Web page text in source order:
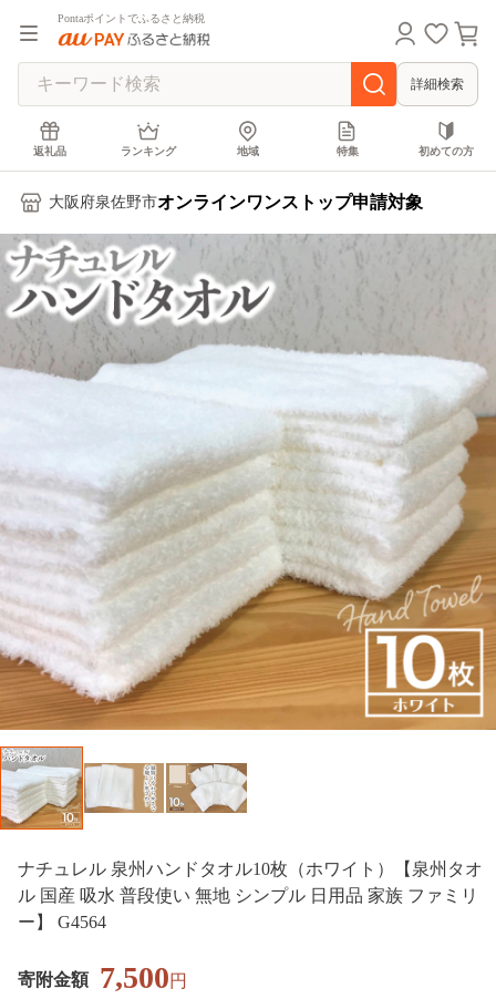
Pontaポイントでふるさと納税
詳細検索
返礼品 ランキング 地域 特集 初めての方
大阪府泉佐野市オンラインワンストップ申請対象
ナチュレル 泉州ハンドタオル10枚（ホワイト）【泉州タオ
ル 国産 吸水 普段使い 無地 シンプル 日用品 家族 ファミリ
ー】 G4564
寄附金額 7,500円